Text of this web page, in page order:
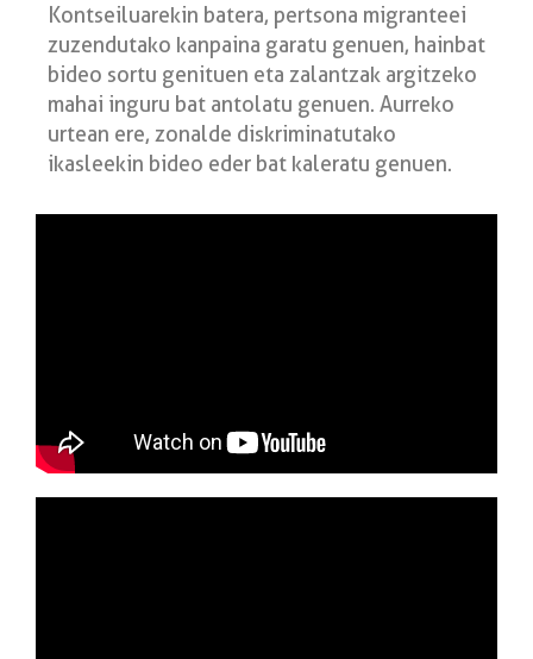
Kontseiluarekin batera, pertsona migranteei
zuzendutako kanpaina garatu genuen, hainbat
bideo sortu genituen eta zalantzak argitzeko
mahai inguru bat antolatu genuen. Aurreko
urtean ere, zonalde diskriminatutako
ikasleekin bideo eder bat kaleratu genuen.